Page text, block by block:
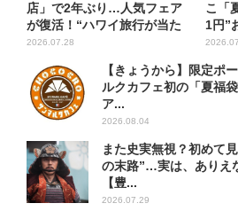
店」で2年ぶり…人気フェア
が復活！“ハワイ旅行が当た
る”...
2026.07.28
こ「
1円”
【きょうから】限定ポ
ルクカフェ初の「夏福
ア...
2026.08.04
また史実無視？初めて
の末路”…実は、ありえ
【豊...
2026.07.29